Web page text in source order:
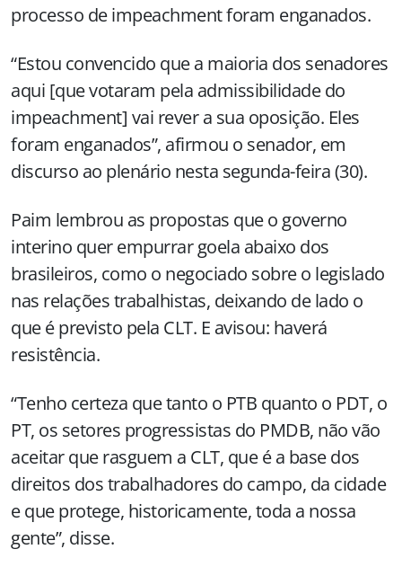
processo de impeachment foram enganados.
“Estou convencido que a maioria dos senadores
aqui [que votaram pela admissibilidade do
impeachment] vai rever a sua oposição. Eles
foram enganados”, afirmou o senador, em
discurso ao plenário nesta segunda-feira (30).
Paim lembrou as propostas que o governo
interino quer empurrar goela abaixo dos
brasileiros, como o negociado sobre o legislado
nas relações trabalhistas, deixando de lado o
que é previsto pela CLT. E avisou: haverá
resistência.
“Tenho certeza que tanto o PTB quanto o PDT, o
PT, os setores progressistas do PMDB, não vão
aceitar que rasguem a CLT, que é a base dos
direitos dos trabalhadores do campo, da cidade
e que protege, historicamente, toda a nossa
gente”, disse.